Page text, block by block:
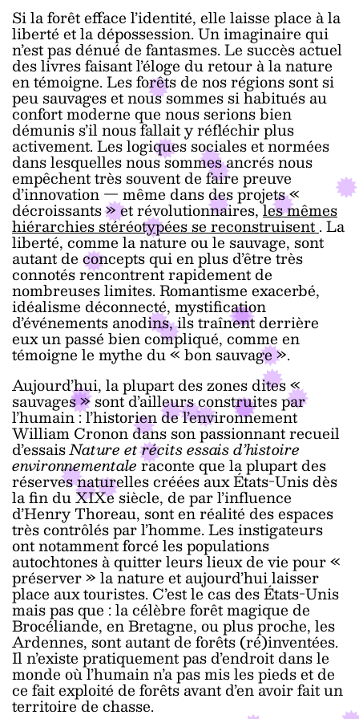
Si la forêt efface l’identité, elle laisse place à la
liberté et la dépossession. Un imaginaire qui
n’est pas dénué de fantasmes. Le succès actuel
des livres faisant l’éloge du retour à la nature
en témoigne. Les forêts de nos régions sont si
peu sauvages et nous sommes si habitués au
confort moderne que nous serions bien
démunis s’il nous fallait y réfléchir plus
activement. Les logiques sociales et normées
dans lesquelles nous sommes ancrés nous
empêchent très souvent de faire preuve
d’innovation — même dans des projets «
décroissants » et révolutionnaires,les mêmes
hiérarchies stéréotypées se reconstruisent. La
liberté, comme la nature ou le sauvage, sont
autant de concepts qui en plus d’être très
connotés rencontrent rapidement de
nombreuses limites. Romantisme exacerbé,
idéalisme déconnecté, mystification
d’événements anodins, ils traînent derrière
eux un passé bien compliqué, comme en
témoigne le mythe du « bon sauvage ».
Aujourd’hui, la plupart des zones dites «
sauvages » sont d’ailleurs construites par
l’humain : l’historien de l’environnement
William Cronon dans son passionnant recueil
d’essaisNature et récits essais d’histoire
environnementaleraconte que la plupart des
réserves naturelles créées aux États-Unis dès
la fin du XIXe siècle, de par l’influence
d’Henry Thoreau, sont en réalité des espaces
très contrôlés par l’homme. Les instigateurs
ont notamment forcé les populations
autochtones à quitter leurs lieux de vie pour «
préserver » la nature et aujourd’hui laisser
place aux touristes. C’est le cas des États-Unis
mais pas que : la célèbre forêt magique de
Brocéliande, en Bretagne, ou plus proche, les
Ardennes, sont autant de forêts (ré)inventées.
Il n’existe pratiquement pas d’endroit dans le
monde où l’humain n’a pas mis les pieds et de
ce fait exploité de forêts avant d’en avoir fait un
territoire de chasse.